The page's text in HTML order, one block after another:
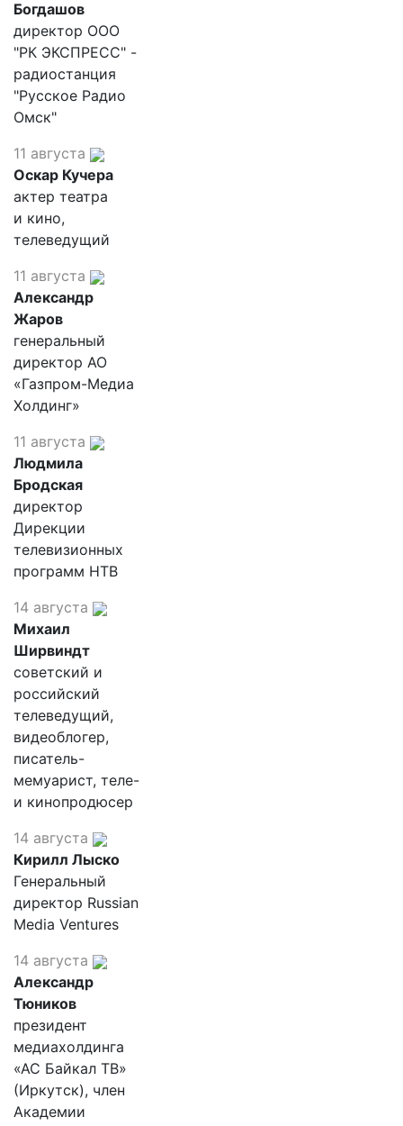
Богдашов
директор ООО
"РК ЭКСПРЕСС" -
радиостанция
"Русское Радио
Омск"
11 августа
Оскар Кучера
актер театра
и кино,
телеведущий
11 августа
Александр
Жаров
генеральный
директор АО
«Газпром-Медиа
Холдинг»
11 августа
Людмила
Бродская
директор
Дирекции
телевизионных
программ НТВ
14 августа
Михаил
Ширвиндт
советский и
российский
телеведущий,
видеоблогер,
писатель-
мемуарист, теле-
и кинопродюсер
14 августа
Кирилл Лыско
Генеральный
директор Russian
Media Ventures
14 августа
Александр
Тюников
президент
медиахолдинга
«АС Байкал ТВ»
(Иркутск), член
Академии